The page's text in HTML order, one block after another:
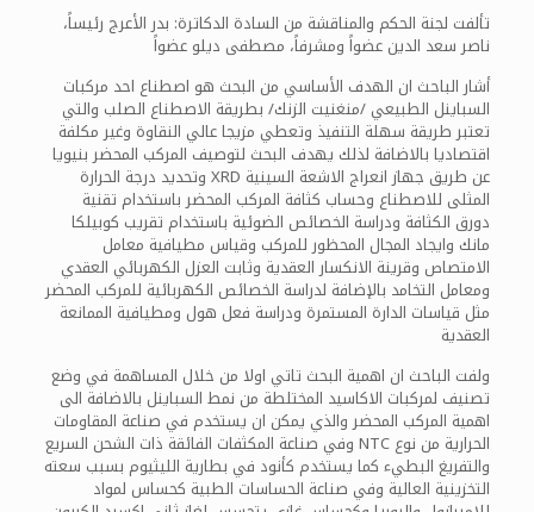
تألفت لجنة الحكم والمناقشة من السادة الدكاترة: بدر الأعرج رئيساً،
ناصر سعد الدين عضواً ومشرفاً، مصطفى ديلو عضواً
أشار الباحث ان الهدف الأساسي من البحث هو اصطناع احد مركبات
السباينل الطبيعي /منغنيت الزنك/ بطريقة الاصطناع الصلب والتي
تعتبر طريقة سهلة التنفيذ وتعطي مزيجا عالي النقاوة وغير مكلفة
اقتصاديا بالاضافة لذلك يهدف البحث لتوصيف المركب المحضر بنيويا
عن طريق جهاز انعراج الاشعة السينية XRD وتحديد درجة الحرارة
المثلى للاصطناع وحساب كثافة المركب المحضر باستخدام تقنية
دورق الكثافة ودراسة الخصائص الضوئية باستخدام تقريب كوبيلكا
مانك وايجاد المجال المحظور للمركب وقياس مطيافية معامل
الامتصاص وقرينة الانكسار العقدية وثابت العزل الكهربائي العقدي
ومعامل التخامد بالإضافة لدراسة الخصائص الكهربائية للمركب المحضر
مثل قياسات الدارة المستمرة ودراسة فعل هول ومطيافية الممانعة
العقدية
ولفت الباحث ان اهمية البحث تاتي اولا من خلال المساهمة في وضع
تصنيف لمركبات الاكاسيد المختلطة من نمط السباينل بالاضافة الى
اهمية المركب المحضر والذي يمكن ان يستخدم في صناعة المقاومات
الحرارية من نوع NTC وفي صناعة المكثفات الفائقة ذات الشحن السريع
والتفريغ البطيء كما يستخدم كأنود في بطارية الليثيوم بسبب سعته
التخزينية العالية وفي صناعة الحساسات الطبية كحساس لمواد